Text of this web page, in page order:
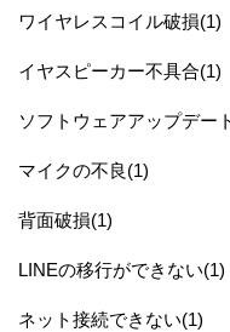
ワイヤレスコイル破損(1)
イヤスピーカー不具合(1)
ソフトウェアアップデー
マイクの不良(1)
背面破損(1)
LINEの移行ができない(1)
ネット接続できない(1)